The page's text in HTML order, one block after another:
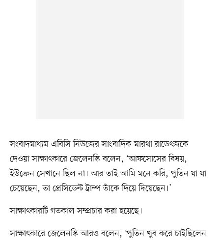
সংবাদমাধ্যম এবিসি নিউজের সাংবাদিক মারথা রাডেৎজকে
দেওয়া সাক্ষাৎকারে জেলেনস্কি বলেন, ‘আফসোসের বিষয়,
ইউক্রেন সেখানে ছিল না। আর তাই আমি মনে করি, পুতিন যা যা
চেয়েছেন, তা প্রেসিডেন্ট ট্রাম্প তাঁকে দিয়ে দিয়েছেন।’
সাক্ষাৎকারটি গতকাল সম্প্রচার করা হয়েছে।
সাক্ষাৎকারে জেলেনস্কি আরও বলেন, ‘পুতিন খুব করে চাইছিলেন